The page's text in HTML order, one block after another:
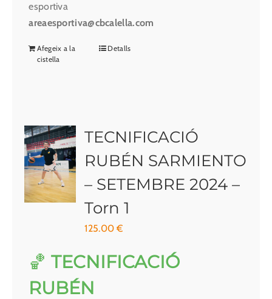
esportiva
areaesportiva@cbcalella.com
Afegeix a la
cistella
Detalls
TECNIFICACIÓ
RUBÉN SARMIENTO
– SETEMBRE 2024 –
Torn 1
125.00€
🏀TECNIFICACIÓ
RUBÉN